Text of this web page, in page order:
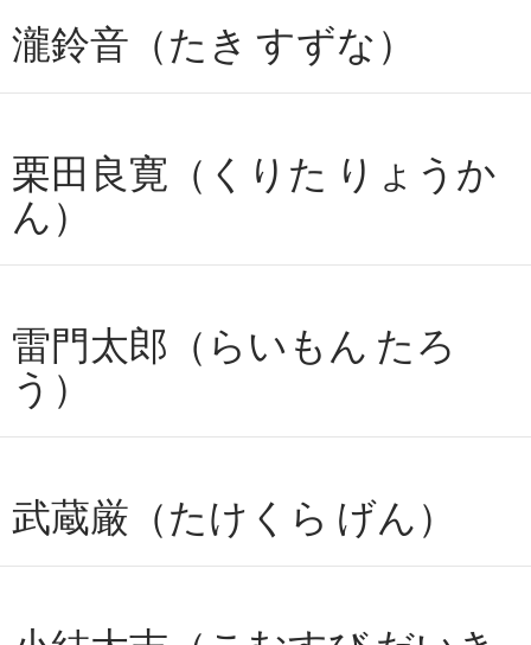
瀧鈴音（たき すずな）
栗田良寛（くりた りょうか
ん）
雷門太郎（らいもん たろ
う）
武蔵厳（たけくら げん）